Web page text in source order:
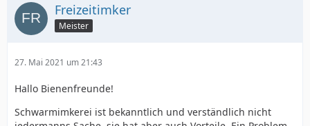
Freizeitimker
Meister
27. Mai 2021 um 21:43
Hallo Bienenfreunde!
Schwarmimkerei ist bekanntlich und verständlich nicht